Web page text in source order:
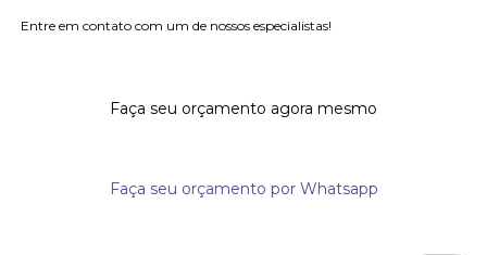
Entre em contato com um de nossos especialistas!
Faça seu orçamento agora mesmo
Faça seu orçamento por Whatsapp